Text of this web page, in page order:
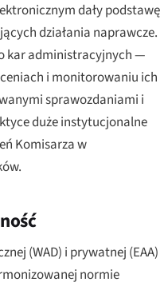
dały podstawę
działania naprawcze.
kar administracyjnych —
i monitorowaniu ich
sprawozdaniami i
duże instytucjonalne
Komisarza w
(WAD) i prywatnej (EAA)
normie